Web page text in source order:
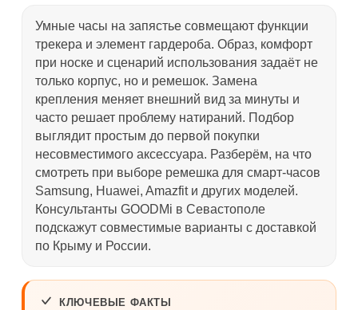
Умные часы на запястье совмещают функции
трекера и элемент гардероба. Образ, комфорт
при носке и сценарий использования задаёт не
только корпус, но и ремешок. Замена
крепления меняет внешний вид за минуты и
часто решает проблему натираний. Подбор
выглядит простым до первой покупки
несовместимого аксессуара. Разберём, на что
смотреть при выборе ремешка для смарт-часов
Samsung, Huawei, Amazfit и других моделей.
Консультанты GOODMi в Севастополе
подскажут совместимые варианты с доставкой
по Крыму и России.
КЛЮЧЕВЫЕ ФАКТЫ